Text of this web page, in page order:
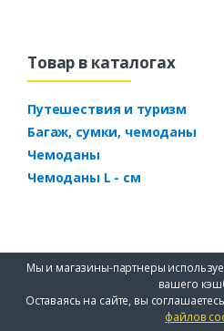
Товар в каталогах
Путешествия и туризм
Багаж, сумки, чемоданы
Чемоданы
Чемоданы L - см
Мы и магазины-партнеры
вашего
Оставаясь на сайте, вы
файлов